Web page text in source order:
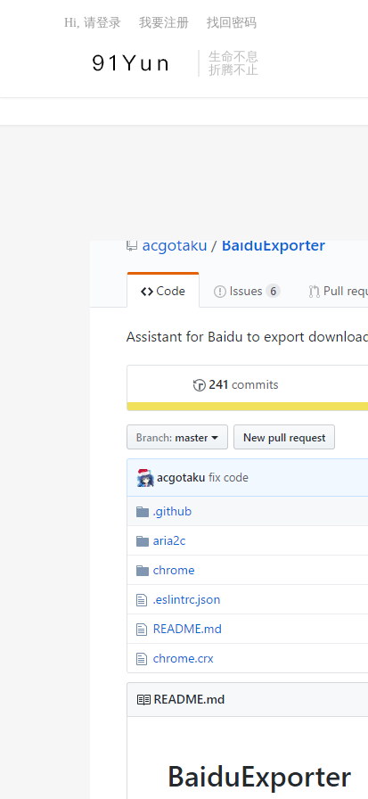
生命不息
折腾不止
Hi, 请登录 我要注册 找回密码